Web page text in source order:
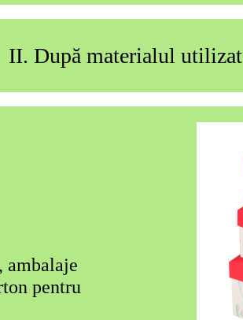
a ambalajelor secundare.
II. După materialul utilizat
ambalaje
pentru